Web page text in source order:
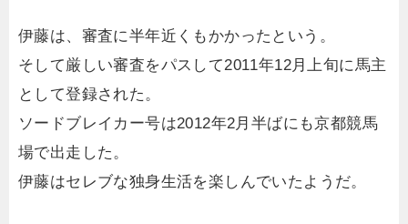
伊藤は、審査に半年近くもかかったという。
そして厳しい審査をパスして2011年12月上旬に馬主
として登録された。
ソードブレイカー号は2012年2月半ばにも京都競馬
場で出走した。
伊藤はセレブな独身生活を楽しんでいたようだ。